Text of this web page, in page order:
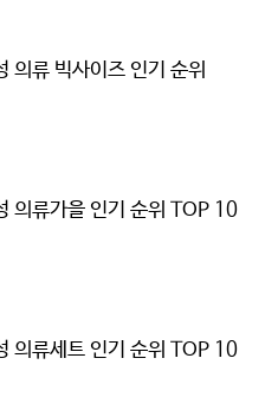
의류 빅사이즈 인기 순위
의류가을 인기 순위 TOP 10
의류세트 인기 순위 TOP 10